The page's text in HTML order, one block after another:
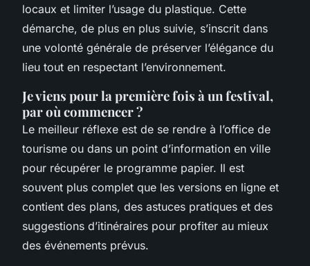
locaux et limiter l’usage du plastique. Cette
démarche, de plus en plus suivie, s’inscrit dans
une volonté générale de préserver l’élégance du
lieu tout en respectant l’environnement.
Je viens pour la première fois à un festival,
par où commencer ?
Le meilleur réflexe est de se rendre à l’office de
tourisme ou dans un point d’information en ville
pour récupérer le programme papier. Il est
souvent plus complet que les versions en ligne et
contient des plans, des astuces pratiques et des
suggestions d’itinéraires pour profiter au mieux
des événements prévus.